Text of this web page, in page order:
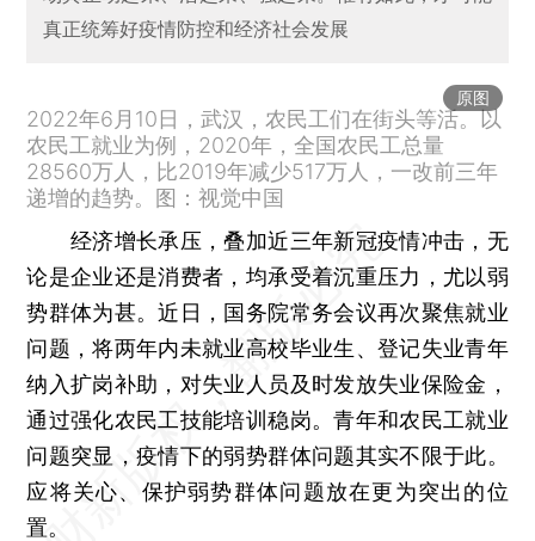
真正统筹好疫情防控和经济社会发展
原图
2022年6月10日，武汉，农民工们在街头等活。以
农民工就业为例，2020年，全国农民工总量
28560万人，比2019年减少517万人，一改前三年
递增的趋势。图：视觉中国
经济增长承压，叠加近三年新冠疫情冲击，无
论是企业还是消费者，均承受着沉重压力，尤以弱
势群体为甚。近日，国务院常务会议再次聚焦就业
问题，将两年内未就业高校毕业生、登记失业青年
纳入扩岗补助，对失业人员及时发放失业保险金，
通过强化农民工技能培训稳岗。青年和农民工就业
问题突显，疫情下的弱势群体问题其实不限于此。
应将关心、保护弱势群体问题放在更为突出的位
置。